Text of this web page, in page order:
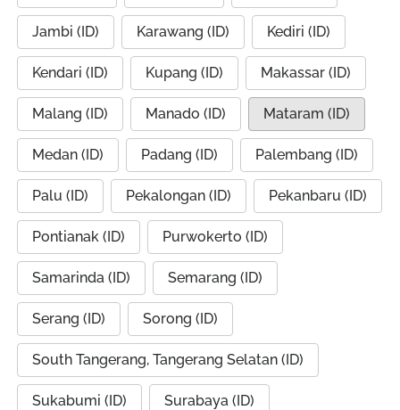
Jambi (ID) Karawang (ID) Kediri (ID)
Kendari (ID) Kupang (ID) Makassar (ID)
Malang (ID) Manado (ID) Mataram (ID)
Medan (ID) Padang (ID) Palembang (ID)
Palu (ID) Pekalongan (ID) Pekanbaru (ID)
Pontianak (ID) Purwokerto (ID)
Samarinda (ID) Semarang (ID)
Serang (ID) Sorong (ID)
South Tangerang, Tangerang Selatan (ID)
Sukabumi (ID) Surabaya (ID)